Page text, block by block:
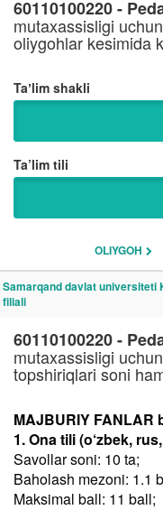
60110100220 -
mutaxassisligi
oliygohlar kesimida
Taʼlim shakli
Ta’lim tili
OLIYGOH
Samarqand davlat universiteti
filiali
60110100220 -
mutaxassisligi
topshiriqlari soni
MAJBURIY FANLAR
1. Ona tili (o‘zbek,
Savollar soni: 10 ta;
Baholash mezoni: 1.1
Maksimal ball: 11 ball;